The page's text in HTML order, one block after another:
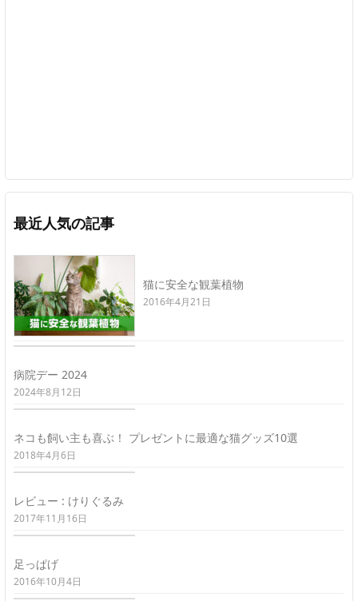
最近人気の記事
猫に安全な観葉植物
2016年4月21日
病院デー 2024
2024年8月12日
ネコも飼い主も喜ぶ！ プレゼントに最適な猫グッズ10選
2018年4月6日
レビュー : けりぐるみ
2017年11月16日
足っぱげ
2016年10月4日